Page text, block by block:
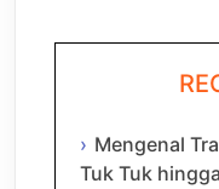
Mengenal
Tuk Tuk